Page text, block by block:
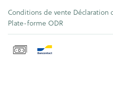
Conditions de vente Déclaration
Plate-forme ODR